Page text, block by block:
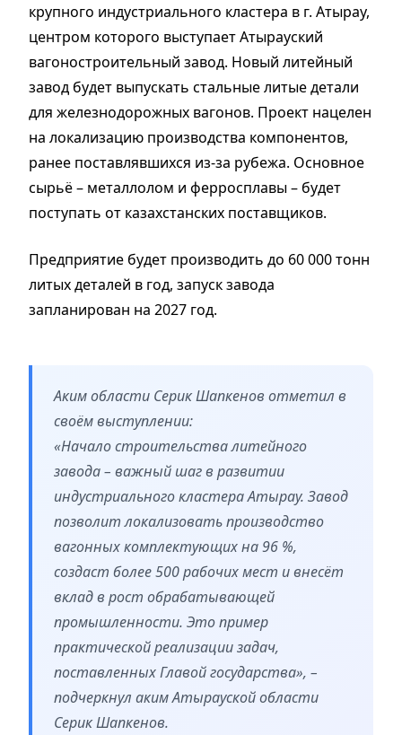
крупного индустриального кластера в г. Атырау,
центром которого выступает Атырауский
вагоностроительный завод. Новый литейный
завод будет выпускать стальные литые детали
для железнодорожных вагонов. Проект нацелен
на локализацию производства компонентов,
ранее поставлявшихся из-за рубежа. Основное
сырьё – металлолом и ферросплавы – будет
поступать от казахстанских поставщиков.
Предприятие будет производить до 60 000 тонн
литых деталей в год, запуск завода
запланирован на 2027 год.
Аким области Серик Шапкенов отметил в
своём выступлении:
«Начало строительства литейного
завода – важный шаг в развитии
индустриального кластера Атырау. Завод
позволит локализовать производство
вагонных комплектующих на 96 %,
создаст более 500 рабочих мест и внесёт
вклад в рост обрабатывающей
промышленности. Это пример
практической реализации задач,
поставленных Главой государства», –
подчеркнул аким Атырауской области
Серик Шапкенов.